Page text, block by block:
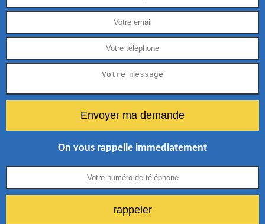
On vous rappelle immediatement